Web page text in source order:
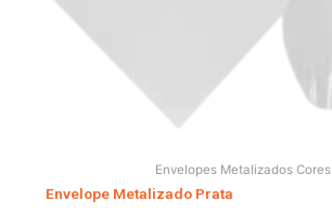
Envelopes Metalizados Cores
Envelope Metalizado Prata